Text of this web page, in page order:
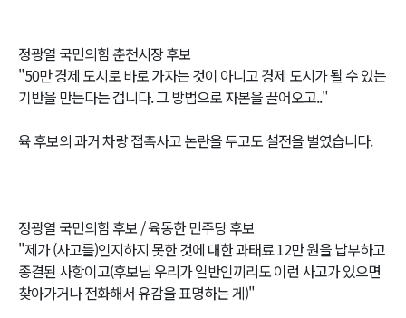
정광열 국민의힘 춘천시장 후보
"50만 경제 도시로 바로 가자는 것이 아니고 경제 도시가 될 수 있는
기반을 만든다는 겁니다. 그 방법으로 자본을 끌어오고.."
육 후보의 과거 차량 접촉사고 논란을 두고도 설전을 벌였습니다.
정광열 국민의힘 후보 / 육동한 민주당 후보
"제가 (사고를)인지하지 못한 것에 대한 과태료 12만 원을 납부하고
종결된 사항이고(후보님 우리가 일반인끼리도 이런 사고가 있으면
찾아가거나 전화해서 유감을 표명하는 게)"